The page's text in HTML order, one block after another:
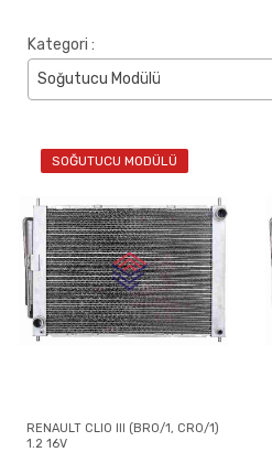
Kategori :
Soğutucu Modülü
SOĞUTUCU MODÜLÜ
RENAULT CLIO III (BR0/1, CR0/1)
1.2 16V